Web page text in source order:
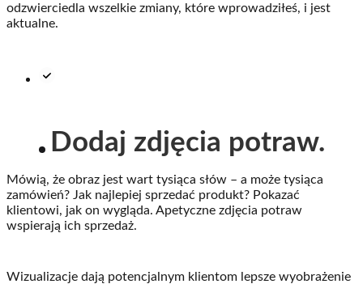
odzwierciedla wszelkie zmiany, które wprowadziłeś, i jest
aktualne.
Dodaj zdjęcia potraw.
Mówią, że obraz jest wart tysiąca słów – a może tysiąca
zamówień? Jak najlepiej sprzedać produkt? Pokazać
klientowi, jak on wygląda. Apetyczne zdjęcia potraw
wspierają ich sprzedaż.
Wizualizacje dają potencjalnym klientom lepsze wyobrażenie